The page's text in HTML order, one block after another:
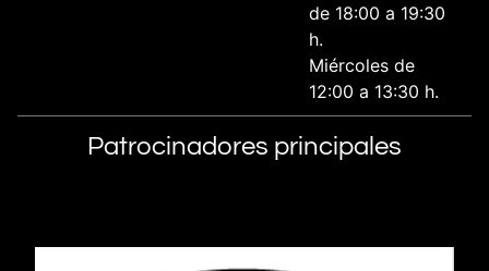
de 18:00 a 19:30
h.
Miércoles de
12:00 a 13:30 h.
Patrocinadores principales